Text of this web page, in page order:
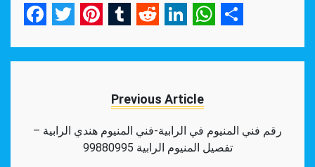
Previous Article
رقم فني المنيوم في الرابية-فني المنيوم هندي الرابية –
تفصيل المنيوم الرابية 99880995